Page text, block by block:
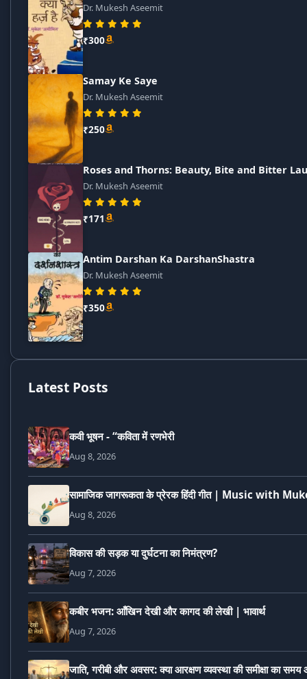
Dr. Mukesh Aseemit
₹300
Samay Ke Saye
Dr. Mukesh Aseemit
₹250
Roses and Thorns: Beauty, Bite and Bitter
Dr. Mukesh Aseemit
₹171
Antim Darshan Ka DarshanShastra
Dr. Mukesh Aseemit
₹350
Latest Posts
कवी भूषन - “कविता में रणभेरी
Aug 8, 2026
सामाजिक जागरूकता के प्रेरक हिंदी गीत | Music with
Aug 8, 2026
विकास की सड़क या दुर्घटना का निमंत्रण?
Aug 7, 2026
कबीर भजन: आँखिन देखी और कागद की लेखी | भावार्थ
Aug 7, 2026
जाति, गरीबी और अवसर: क्या आरक्षण व्यवस्था की समीक्षा का समय